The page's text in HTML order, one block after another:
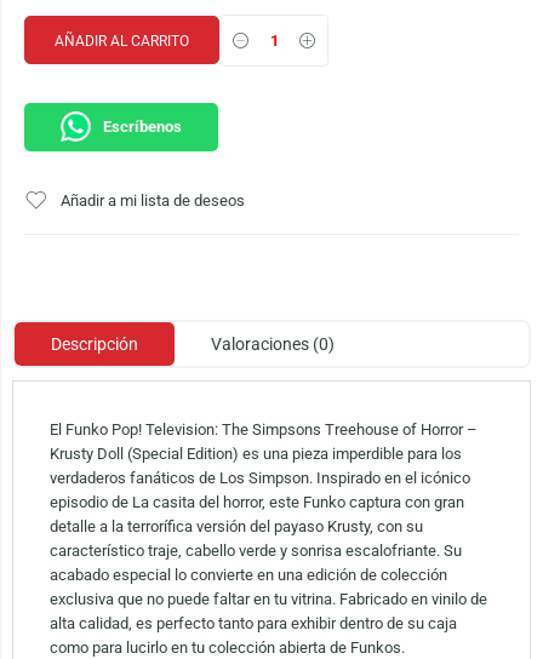
AÑADIR AL CARRITO
Escríbenos
Añadir a mi lista de deseos
Descripción Valoraciones (0)
El Funko Pop! Television: The Simpsons Treehouse of Horror –
Krusty Doll (Special Edition) es una pieza imperdible para los
verdaderos fanáticos de Los Simpson. Inspirado en el icónico
episodio de La casita del horror, este Funko captura con gran
detalle a la terrorífica versión del payaso Krusty, con su
característico traje, cabello verde y sonrisa escalofriante. Su
acabado especial lo convierte en una edición de colección
exclusiva que no puede faltar en tu vitrina. Fabricado en vinilo de
alta calidad, es perfecto tanto para exhibir dentro de su caja
como para lucirlo en tu colección abierta de Funkos.